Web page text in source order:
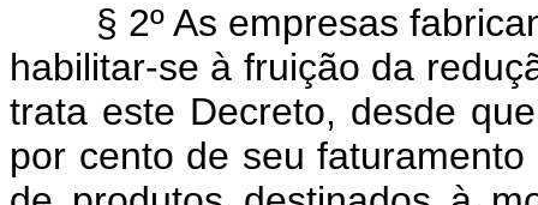
§ 2º As empresas
habilitar-se à fruição da
trata este Decreto, desde
por cento de seu